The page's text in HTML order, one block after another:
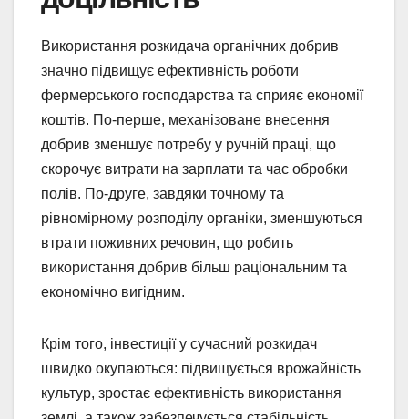
Використання розкидача органічних добрив
значно підвищує ефективність роботи
фермерського господарства та сприяє економії
коштів. По-перше, механізоване внесення
добрив зменшує потребу у ручній праці, що
скорочує витрати на зарплати та час обробки
полів. По-друге, завдяки точному та
рівномірному розподілу органіки, зменшуються
втрати поживних речовин, що робить
використання добрив більш раціональним та
економічно вигідним.
Крім того, інвестиції у сучасний розкидач
швидко окупаються: підвищується врожайність
культур, зростає ефективність використання